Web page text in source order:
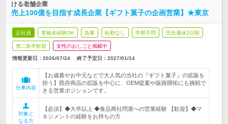
ける老舗企業
売上100億を目指す成長企業【ギフト菓子の企画営業】★東京
正社員 業種未経験OK 急募 転勤なし 学歴不問 完全週休2日制
第二新卒歓迎 女性のおしごと掲載中
情報更新日：2026/07/24 終了予定日： 2027/01/14
仕事内容
【お歳暮やお中元などで大人気の当社の『ギフト菓子』の拡販を
担う】既存商品の拡販を中心に、OEM提案や販路開拓にも挑戦で
きる営業ポジションです。
対象と
なる方
【必須】◆大卒以上 ◆食品商社問屋への営業経験 【歓迎】◆マ
ネジメントの経験をお持ちの方